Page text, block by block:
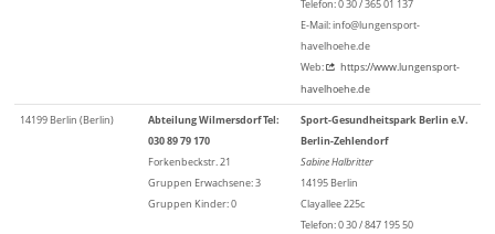
Telefon: 0 30 / 365 01 137
E-Mail: info@lungensport-
havelhoehe.de
Web:
https://www.lungensport-
havelhoehe.de
14199 Berlin (Berlin)
Abteilung Wilmersdorf Tel:
030 89 79 170
Forkenbeckstr. 21
Gruppen Erwachsene: 3
Gruppen Kinder: 0
Sport-Gesundheitspark Berlin e.V.
Berlin-Zehlendorf
Sabine Halbritter
14195 Berlin
Clayallee 225c
Telefon: 0 30 / 847 195 50